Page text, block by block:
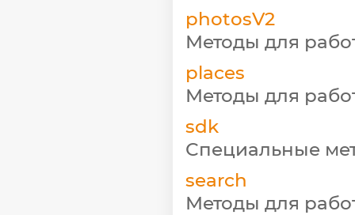
photosV2
Методы для
places
Методы для
sdk
Специальные
search
Методы для